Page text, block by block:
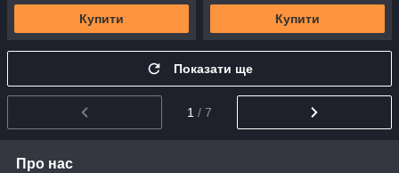
Купити Купити
Показати ще
1 / 7
Про нас